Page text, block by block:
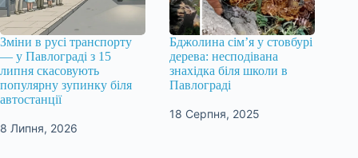
Зміни в русі транспорту
— у Павлограді з 15
липня скасовують
популярну зупинку біля
автостанції
8 Липня, 2026
Бджолина сім’я у стовбурі
дерева: несподівана
знахідка біля школи в
Павлограді
18 Серпня, 2025